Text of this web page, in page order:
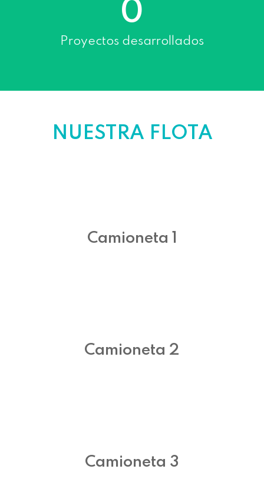
0
Proyectos desarrollados
NUESTRA FLOTA
Camioneta 1
Camioneta 2
Camioneta 3